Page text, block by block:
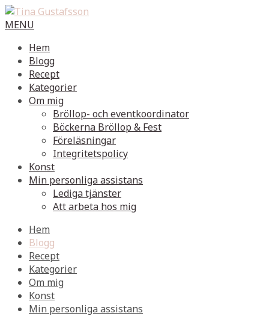
MENU
Hem
Blogg
Recept
Kategorier
Om mig
Bröllop- och eventkoordinator
Böckerna Bröllop & Fest
Föreläsningar
Integritetspolicy
Konst
Min personliga assistans
Lediga tjänster
Att arbeta hos mig
Hem
Blogg
Recept
Kategorier
Om mig
Konst
Min personliga assistans